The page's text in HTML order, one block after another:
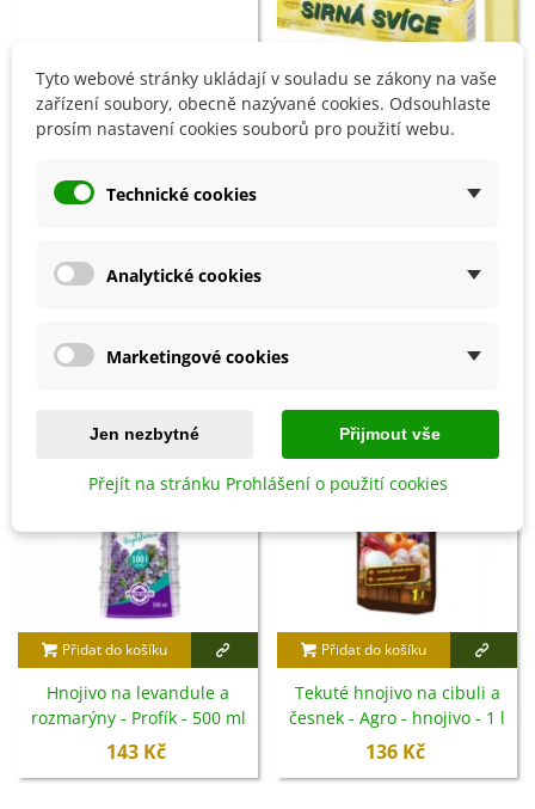
Přidat do košíku
ks
Přidat do košíku
Přidat do košíku
Hnojivo na levandule a
rozmarýny - Profík - 500 ml
143 Kč
Přidat do košíku
Tekuté hnojivo na cibuli a
česnek - Agro - hnojivo - 1 l
136 Kč
Tyto webové stránky ukládají v souladu se zákony na vaše
zařízení soubory, obecně nazývané cookies. Odsouhlaste
prosím nastavení cookies souborů pro použití webu.
Technické cookies
Analytické cookies
Marketingové cookies
Jen nezbytné Přijmout vše
Přejít na stránku Prohlášení o použití cookies